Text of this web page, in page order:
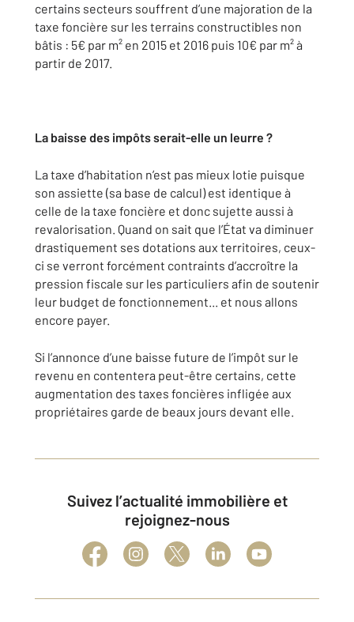
certains secteurs souffrent d’une majoration de la
taxe foncière sur les terrains constructibles non
bâtis : 5€ par m² en 2015 et 2016 puis 10€ par m² à
partir de 2017.
La baisse des impôts serait-elle un leurre ?
La taxe d’habitation n’est pas mieux lotie puisque
son assiette (sa base de calcul) est identique à
celle de la taxe foncière et donc sujette aussi à
revalorisation. Quand on sait que l’État va diminuer
drastiquement ses dotations aux territoires, ceux-
ci se verront forcément contraints d’accroître la
pression fiscale sur les particuliers afin de soutenir
leur budget de fonctionnement... et nous allons
encore payer.
Si l’annonce d’une baisse future de l’impôt sur le
revenu en contentera peut-être certains, cette
augmentation des taxes foncières infligée aux
propriétaires garde de beaux jours devant elle.
Suivez l’actualité immobilière et
rejoignez-nous